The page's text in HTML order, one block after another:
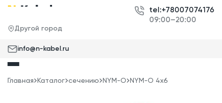
Другой город
tel:+78007074176
09:00–20:00
info@n-kabel.ru
Главная Каталог сечению NYM-O NYM-O 4x6